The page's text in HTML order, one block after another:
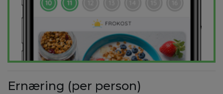
Ernæring (per person)